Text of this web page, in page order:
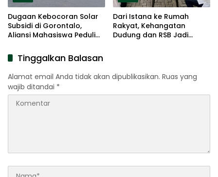
Dugaan Kebocoran Solar
Subsidi di Gorontalo,
Aliansi Mahasiswa Peduli
Pembentukan Satgas di
Setiap SPBU
Dari Istana ke Rumah
Rakyat, Kehangatan
Dudung dan RSB Jadi
Tinggalkan Balasan
Alamat email Anda tidak akan dipublikasikan. Ruas yang
wajib ditandai *